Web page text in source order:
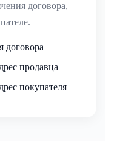
договора,
договора
продавца
покупателя